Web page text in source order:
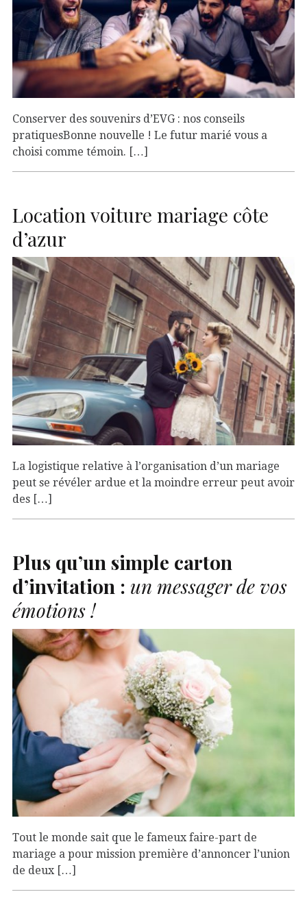
Conserver des souvenirs d’EVG : nos conseils
pratiquesBonne nouvelle ! Le futur marié vous a
choisi comme témoin. […]
Location voiture mariage côte
d’azur
La logistique relative à l’organisation d’un mariage
peut se révéler ardue et la moindre erreur peut avoir
des […]
Plus qu’un simple carton
d’invitation : un messager de vos
émotions !
Tout le monde sait que le fameux faire-part de
mariage a pour mission première d’annoncer l’union
de deux […]